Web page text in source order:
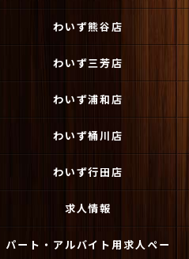
わいず熊谷店
わいず三芳店
わいず浦和店
わいず桶川店
わいず行田店
求人情報
パート・アルバイト用求人ペー